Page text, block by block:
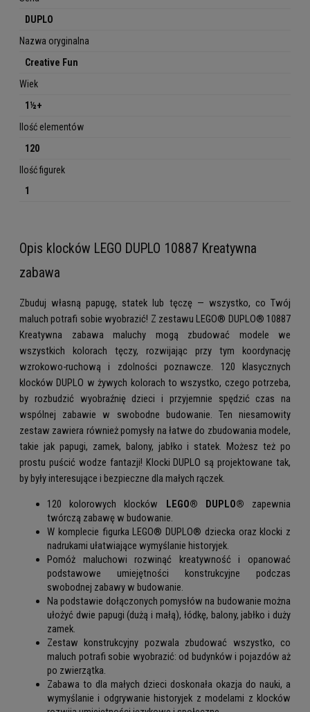
DUPLO
Nazwa oryginalna
Creative Fun
Wiek
1½+
Ilość elementów
120
Ilość figurek
1
Opis klocków LEGO DUPLO 10887 Kreatywna
zabawa
Zbuduj własną papugę, statek lub tęczę — wszystko, co Twój
maluch potrafi sobie wyobrazić! Z zestawu LEGO® DUPLO® 10887
Kreatywna zabawa maluchy mogą zbudować modele we
wszystkich kolorach tęczy, rozwijając przy tym koordynację
wzrokowo-ruchową i zdolności poznawcze. 120 klasycznych
klocków DUPLO w żywych kolorach to wszystko, czego potrzeba,
by rozbudzić wyobraźnię dzieci i przyjemnie spędzić czas na
wspólnej zabawie w swobodne budowanie. Ten niesamowity
zestaw zawiera również pomysły na łatwe do zbudowania modele,
takie jak papugi, zamek, balony, jabłko i statek. Możesz też po
prostu puścić wodze fantazji! Klocki DUPLO są projektowane tak,
by były interesujące i bezpieczne dla małych rączek.
120 kolorowych klocków LEGO® DUPLO® zapewnia
twórczą zabawę w budowanie.
W komplecie figurka LEGO® DUPLO® dziecka oraz klocki z
nadrukami ułatwiające wymyślanie historyjek.
Pomóż maluchowi rozwinąć kreatywność i opanować
podstawowe umiejętności konstrukcyjne podczas
swobodnej zabawy w budowanie.
Na podstawie dołączonych pomysłów na budowanie można
ułożyć dwie papugi (dużą i małą), łódkę, balony, jabłko i duży
zamek.
Zestaw konstrukcyjny pozwala zbudować wszystko, co
maluch potrafi sobie wyobrazić: od budynków i pojazdów aż
po zwierzątka.
Zabawa to dla małych dzieci doskonała okazja do nauki, a
wymyślanie i odgrywanie historyjek z modelami z klocków